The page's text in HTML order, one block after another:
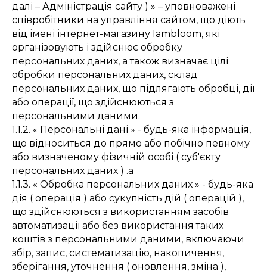
далі – Адміністрація сайту ) » – уповноважені
співробітники на управління сайтом, що діють
від імені інтернет-магазину Iambloom, які
організовують і здійснює обробку
персональних даних, а також визначає цілі
обробки персональних даних, склад
персональних даних, що підлягають обробці, дії
або операції, що здійснюються з
персональними даними.
1.1.2. « Персональні дані » - будь-яка інформація,
що відноситься до прямо або побічно певному
або визначеному фізичній особі ( суб'єкту
персональних даних ) .a
1.1.3. « Обробка персональних даних » - будь-яка
дія ( операція ) або сукупність дій ( операцій ),
що здійснюються з використанням засобів
автоматизації або без використання таких
коштів з персональними даними, включаючи
збір, запис, систематизацію, накопичення,
зберігання, уточнення ( оновлення, зміна ),